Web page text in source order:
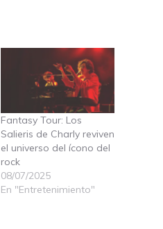
Fantasy Tour: Los
Salieris de Charly reviven
el universo del ícono del
rock
08/07/2025
En "Entretenimiento"